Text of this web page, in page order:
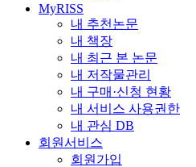
MyRISS
내 추천논문
내 책장
내 최근 본 논문
내 저작물관리
내 구매·신청 현황
내 서비스 사용권한
내 관심 DB
회원서비스
회원가입